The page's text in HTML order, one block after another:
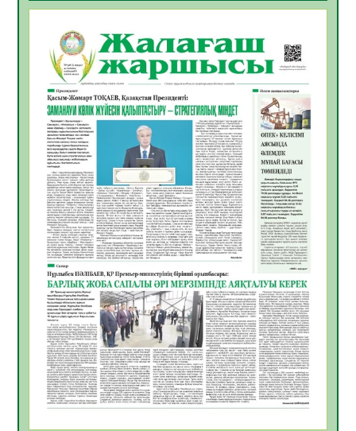
МӘЖІЛІС ӨТТІ
05.08.2026
Қазақстан Орталық Азиядағы көшуге ең
қолайлы ел атанды
05.08.2026
29
Өрт қауіпсіздігі талаптарын сақтау – әр
азаматтың міндеті
05.08.2026
29
Руслан Рүстемұлы облыс әкімінің
кеңесшісі болып тағайындалды
05.08.2026
25
Цифрландыру саласын дамыту аясында
салынатын жаңа орталықтың жобасы
талқыланды
05.08.2026
24
Алғашқы цифрлық жасанды интеллект
құралдарының таныстырылымы өтті
05.08.2026
25